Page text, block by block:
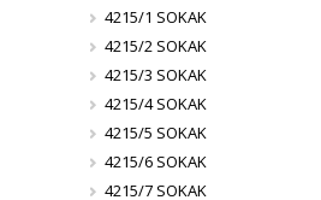
4215/1 SOKAK
4215/2 SOKAK
4215/3 SOKAK
4215/4 SOKAK
4215/5 SOKAK
4215/6 SOKAK
4215/7 SOKAK